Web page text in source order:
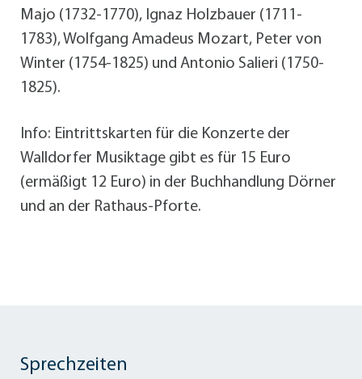
Majo (1732-1770), Ignaz Holzbauer (1711-
1783), Wolfgang Amadeus Mozart, Peter von
Winter (1754-1825) und Antonio Salieri (1750-
1825).
Info: Eintrittskarten für die Konzerte der
Walldorfer Musiktage gibt es für 15 Euro
(ermäßigt 12 Euro) in der Buchhandlung Dörner
und an der Rathaus-Pforte.
Sprechzeiten